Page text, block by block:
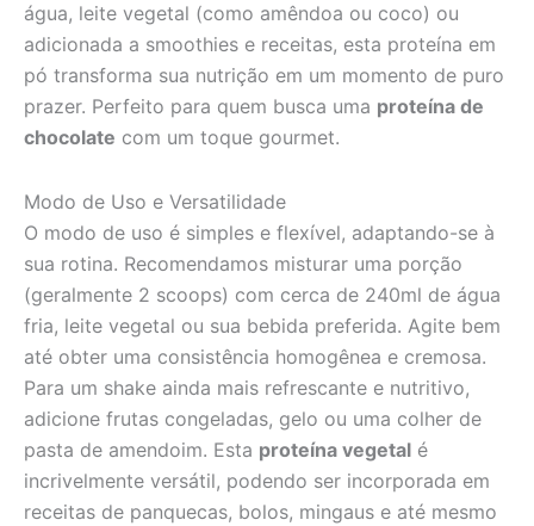
água, leite vegetal (como amêndoa ou coco) ou
adicionada a smoothies e receitas, esta proteína em
pó transforma sua nutrição em um momento de puro
prazer. Perfeito para quem busca uma proteína de
chocolate com um toque gourmet.
Modo de Uso e Versatilidade
O modo de uso é simples e flexível, adaptando-se à
sua rotina. Recomendamos misturar uma porção
(geralmente 2 scoops) com cerca de 240ml de água
fria, leite vegetal ou sua bebida preferida. Agite bem
até obter uma consistência homogênea e cremosa.
Para um shake ainda mais refrescante e nutritivo,
adicione frutas congeladas, gelo ou uma colher de
pasta de amendoim. Esta proteína vegetal é
incrivelmente versátil, podendo ser incorporada em
receitas de panquecas, bolos, mingaus e até mesmo